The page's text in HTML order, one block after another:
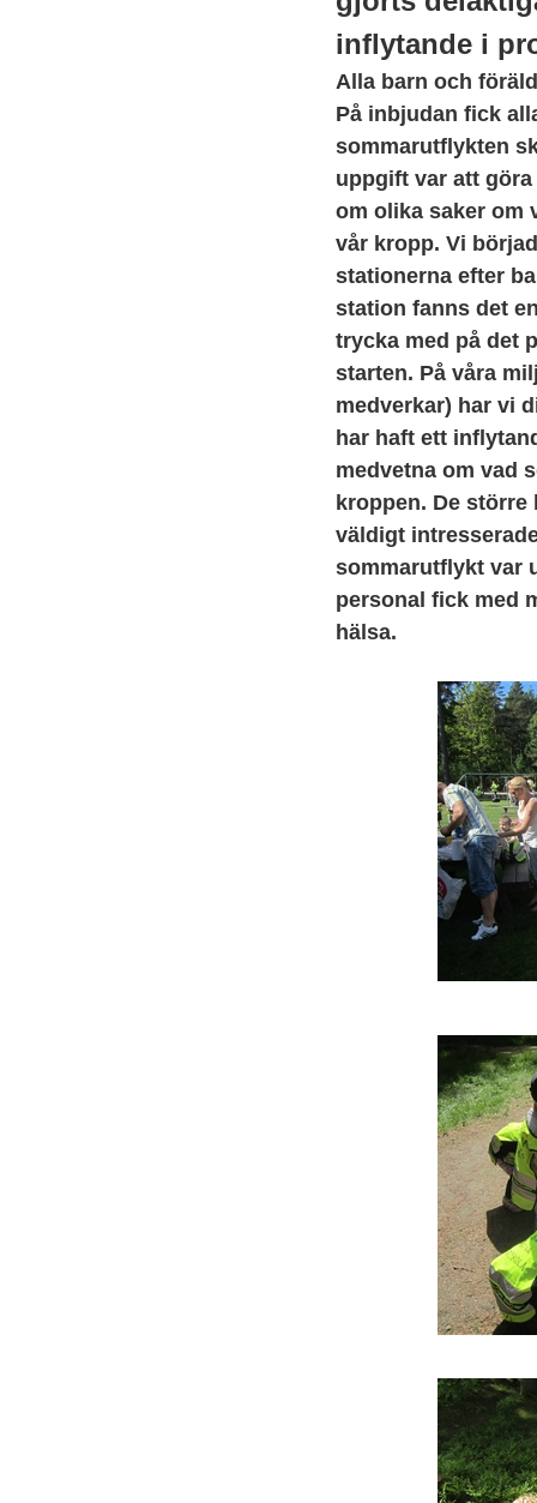
inflytande i
Alla barn och
På inbjudan fick
sommarutflykten
uppgift var att
om olika saker om
vår kropp. Vi
stationerna efter
station fanns det
trycka med på det
starten. På våra
medverkar) har vi
har haft ett
medvetna om vad
kroppen. De
väldigt
sommarutflykt var
personal fick med
hälsa.